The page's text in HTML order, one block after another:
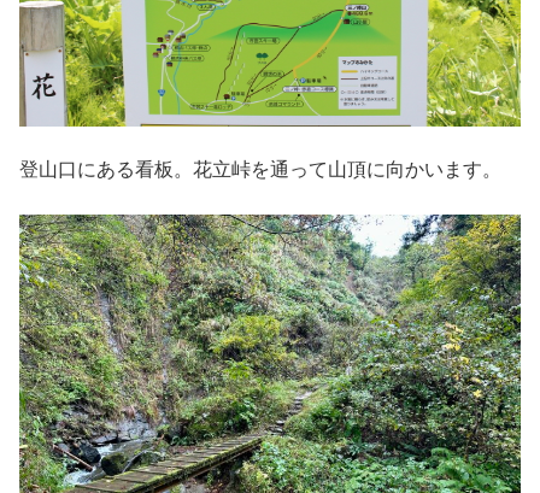
登山口にある看板。花立峠を通って山頂に向かいます。